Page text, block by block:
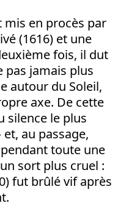
mis en procès par
(1616) et une
fois, il dut
pas jamais plus
autour du Soleil,
axe. De cette
silence le plus
et, au passage,
toute une
sort plus cruel :
fut brûlé vif après